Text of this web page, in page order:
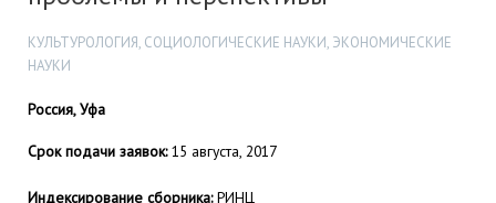
КУЛЬТУРОЛОГИЯ, СОЦИОЛОГИЧЕСКИЕ НАУКИ, ЭКОНОМИЧЕСКИЕ
НАУКИ
Россия, Уфа
Срок подачи заявок:15 августа, 2017
Индексирование сборника:РИНЦ